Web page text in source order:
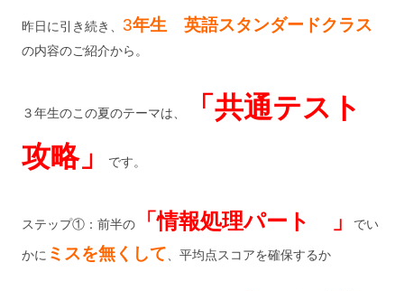
昨日に引き続き、 3年生 英語スタンダードクラス
の内容のご紹介から。
３年生のこの夏のテーマは、
「共通テスト
攻略」
です。
ステップ①：前半の 「情報処理パート 」 でい
かに ミスを無くして 、平均点スコアを確保するか